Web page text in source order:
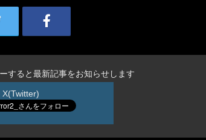
すると最新記事をお知らせします
X(Twitter)